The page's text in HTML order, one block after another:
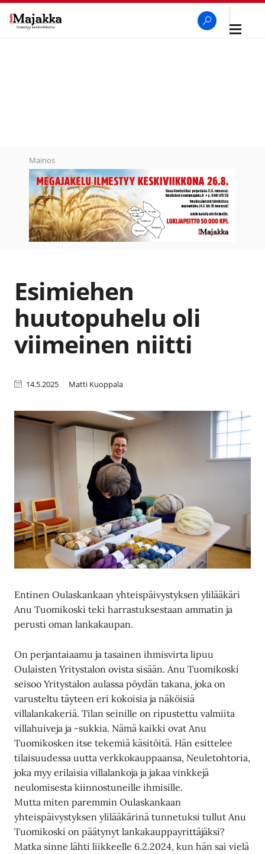
Avaa
Mainos
Esimiehen
huutopuhelu oli
viimeinen niitti
14.5.2025 Matti Kuoppala
Entinen Oulaskankaan yhteispäivystyksen ylilääkäri
Anu Tuomikoski teki harrastuksestaan ammatin ja
perusti oman lankakaupan.
On perjantaiaamu ja tasainen ihmisvirta lipuu
Oulaisten Yritystalon ovista sisään. Anu Tuomikoski
seisoo Yritystalon aulassa pöydän takana, joka on
varusteltu täyteen eri kokoisia ja näköisiä
villalankakeriä. Tilan seinille on ripustettu valmiita
villahuiveja ja -sukkia. Nämä kaikki ovat Anu
Tuomikosken itse tekemiä käsitöitä. Hän esittelee
tilaisuudessa uutta verkkokauppaansa, Neuletohtoria,
joka myy erilaisia villalankoja ja jakaa vinkkejä
neulomisesta kiinnostuneille ihmisille.
Mutta miten paremmin Oulaskankaan
yhteispäivystyksen ylilääkärinä tunnetuksi tullut Anu
Tuomikoski on päätynyt lankakauppayrittäjäksi?
Matka sinne lähti liikkeelle 6.2.2024, kun hän sai vielä